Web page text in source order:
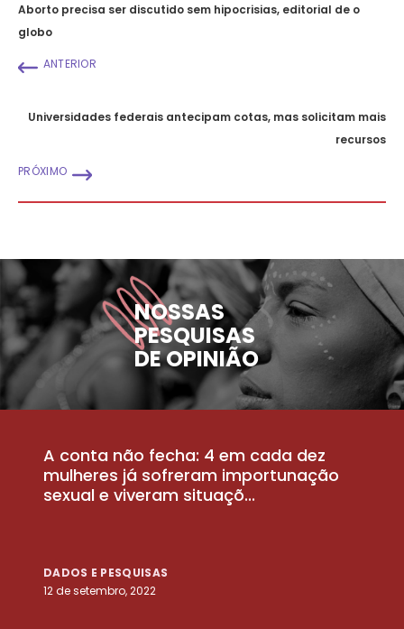
Aborto precisa ser discutido sem hipocrisias, editorial de o
globo
ANTERIOR
Universidades federais antecipam cotas, mas solicitam mais
recursos
PRÓXIMO
NOSSAS
PESQUISAS
DE OPINIÃO
A conta não fecha: 4 em cada dez
mulheres já sofreram importunação
sexual e viveram situaçõ...
DADOS E PESQUISAS
12 de setembro, 2022